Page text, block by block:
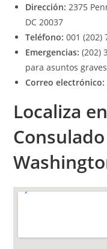
Dirección: 2375
DC 20037
Teléfono: 001 (202)
Emergencias: (202)
para asuntos
Correo electrónico:
Localiza